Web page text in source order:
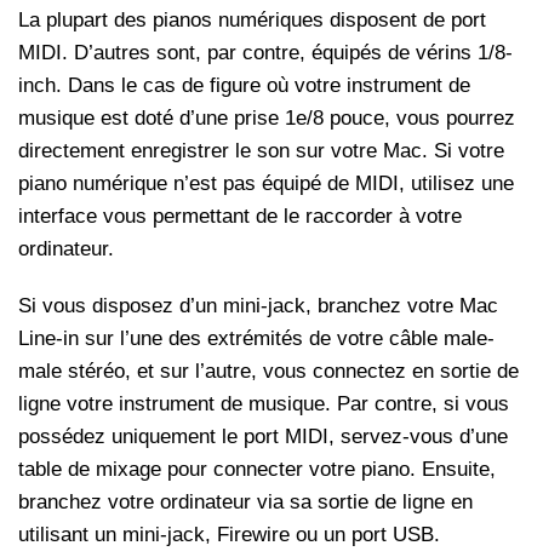
La plupart des pianos numériques disposent de port
MIDI. D’autres sont, par contre, équipés de vérins 1/8-
inch. Dans le cas de figure où votre instrument de
musique est doté d’une prise 1e/8 pouce, vous pourrez
directement enregistrer le son sur votre Mac. Si votre
piano numérique n’est pas équipé de MIDI, utilisez une
interface vous permettant de le raccorder à votre
ordinateur.
Si vous disposez d’un mini-jack, branchez votre Mac
Line-in sur l’une des extrémités de votre câble male-
male stéréo, et sur l’autre, vous connectez en sortie de
ligne votre instrument de musique. Par contre, si vous
possédez uniquement le port MIDI, servez-vous d’une
table de mixage pour connecter votre piano. Ensuite,
branchez votre ordinateur via sa sortie de ligne en
utilisant un mini-jack, Firewire ou un port USB.